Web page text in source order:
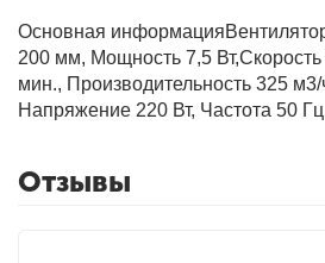
Основная информация
200 мм, Мощность 7,5
мин., Производительность 325 м3/
Напряжение 220 Вт, Частота 50
Отзывы